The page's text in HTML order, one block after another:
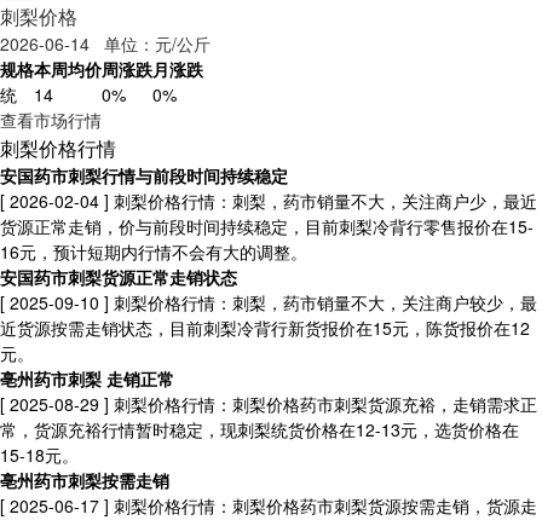
刺梨价格
2026-06-14 单位：元/公斤
规格本周均价周涨跌月涨跌
统
14 0%
0%
查看市场行情
刺梨价格行情
安国药市刺梨行情与前段时间持续稳定
[ 2026-02-04 ] 刺梨价格行情：刺梨，药市销量不大，关注商户少，最近
货源正常走销，价与前段时间持续稳定，目前刺梨冷背行零售报价在15-
16元，预计短期内行情不会有大的调整。
安国药市刺梨货源正常走销状态
[ 2025-09-10 ] 刺梨价格行情：刺梨，药市销量不大，关注商户较少，最
近货源按需走销状态，目前刺梨冷背行新货报价在15元，陈货报价在12
元。
亳州药市刺梨 走销正常
[ 2025-08-29 ] 刺梨价格行情：刺梨价格药市刺梨货源充裕，走销需求正
常，货源充裕行情暂时稳定，现刺梨统货价格在12-13元，选货价格在
15-18元。
亳州药市刺梨按需走销
[ 2025-06-17 ] 刺梨价格行情：刺梨价格药市刺梨货源按需走销，货源走